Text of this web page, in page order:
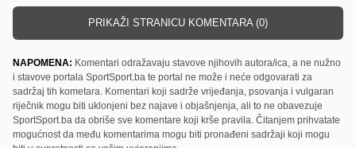
PRIKAŽI STRANICU KOMENTARA (0)
NAPOMENA: Komentari odražavaju stavove njihovih autora/ica, a ne nužno
i stavove portala SportSport.ba te portal ne može i neće odgovarati za
sadržaj tih kometara. Komentari koji sadrže vrijeđanja, psovanja i vulgaran
riječnik mogu biti uklonjeni bez najave i objašnjenja, ali to ne obavezuje
SportSport.ba da obriše sve komentare koji krše pravila. Čitanjem prihvatate
mogućnost da među komentarima mogu biti pronađeni sadržaji koji mogu